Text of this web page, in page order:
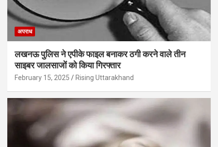
अपराध
लखनऊ पुलिस ने एपीके फाइल बनाकर ठगी करने वाले तीन
साइबर जालसाजों को किया गिरफ्तार
February 15, 2025 Rising Uttarakhand